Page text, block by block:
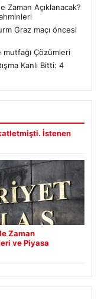
Zaman Açıklanacak?
Graz maçı öncesi
Çözümleri
Kanlı Bitti: 4
İstenen
Zaman
ve Piyasa